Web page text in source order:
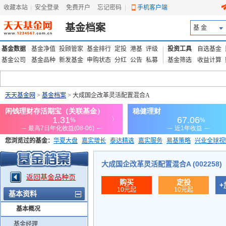
收藏本站 安全登录 免费开户 忘记密码 手机客户端
基金档案 基 金
基金数据 基金净值 投顾管家 基金排行 定投 港基 评级
基金公司
基金品种 新发基金 申购状态 分红 公告 私募
投资工具 自选基金
基金筛选
收益计算
天天基金网 > 基金档案 > 大成国企改革灵活配置混合A
您浏览过的基金： 华夏大盘 嘉实增长 泰达精选 嘉实服务 易基策略 兴业全球
添富优势 华安宏利 上证180价值ETF
返回基金品种页
基本资料
基本概况
基金经理
大成国企改革灵活配置混合A (002258)
购买
10元起
定投
10元起
+